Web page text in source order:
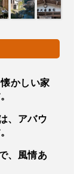
かしい家
、アバウ
、風情あ